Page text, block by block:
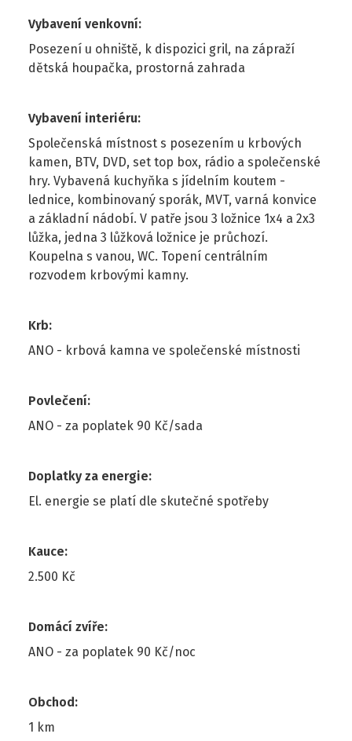
Vybavení venkovní:
Posezení u ohniště, k dispozici gril, na zápraží
dětská houpačka, prostorná zahrada
Vybavení interiéru:
Společenská místnost s posezením u krbových
kamen, BTV, DVD, set top box, rádio a společenské
hry. Vybavená kuchyňka s jídelním koutem -
lednice, kombinovaný sporák, MVT, varná konvice
a základní nádobí. V patře jsou 3 ložnice 1x4 a 2x3
lůžka, jedna 3 lůžková ložnice je průchozí.
Koupelna s vanou, WC. Topení centrálním
rozvodem krbovými kamny.
Krb:
ANO - krbová kamna ve společenské místnosti
Povlečení:
ANO - za poplatek 90 Kč/sada
Doplatky za energie:
El. energie se platí dle skutečné spotřeby
Kauce:
2.500 Kč
Domácí zvíře:
ANO - za poplatek 90 Kč/noc
Obchod:
1 km